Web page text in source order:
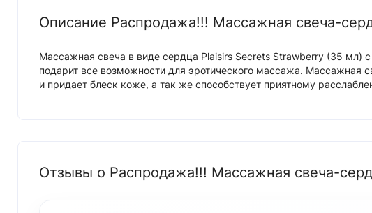
Описание Распродажа!!! Массажная свеча-
Массажная свеча в виде сердца Plaisirs Secrets Strawberry (35
подарит все возможности для эротического массажа. Массажная
и придает блеск коже, а так же способствует приятному
Отзывы о Распродажа!!! Массажная свеча-